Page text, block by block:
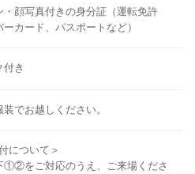
・顔写真付きの身分証（運転免許
カード、パスポートなど）
付き
でお越しください。
について＞
①②をご対応のうえ、ご来場くださ